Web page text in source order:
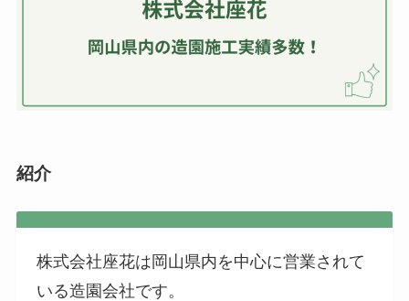
紹介
株式会社座花は岡山県内を中心に営業されて
いる造園会社です。